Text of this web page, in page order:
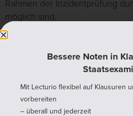
Rahmen der Inzidentprüfung
möglich sind.
Darüber hinaus muss für die
Bessere Noten in
Mit Lecturio flexibel auf Klausuren
vorbereiten
– überall und jederzeit